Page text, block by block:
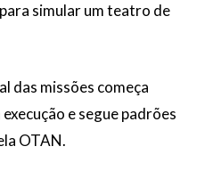
simular um teatro de
das missões começa
e segue padrões
OTAN.